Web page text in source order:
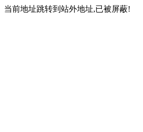
当前地址跳转到站外地址,已被屏蔽!